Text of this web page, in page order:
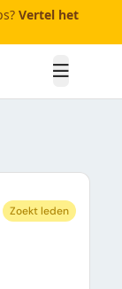
Vertel het
Open
Zoekt leden